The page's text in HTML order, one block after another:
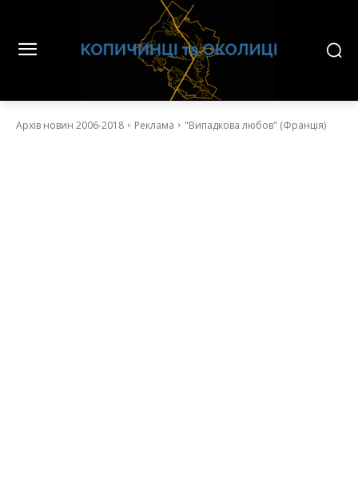
Архів новин 2006-2018 Реклама "Випадкова любов" (Франція)